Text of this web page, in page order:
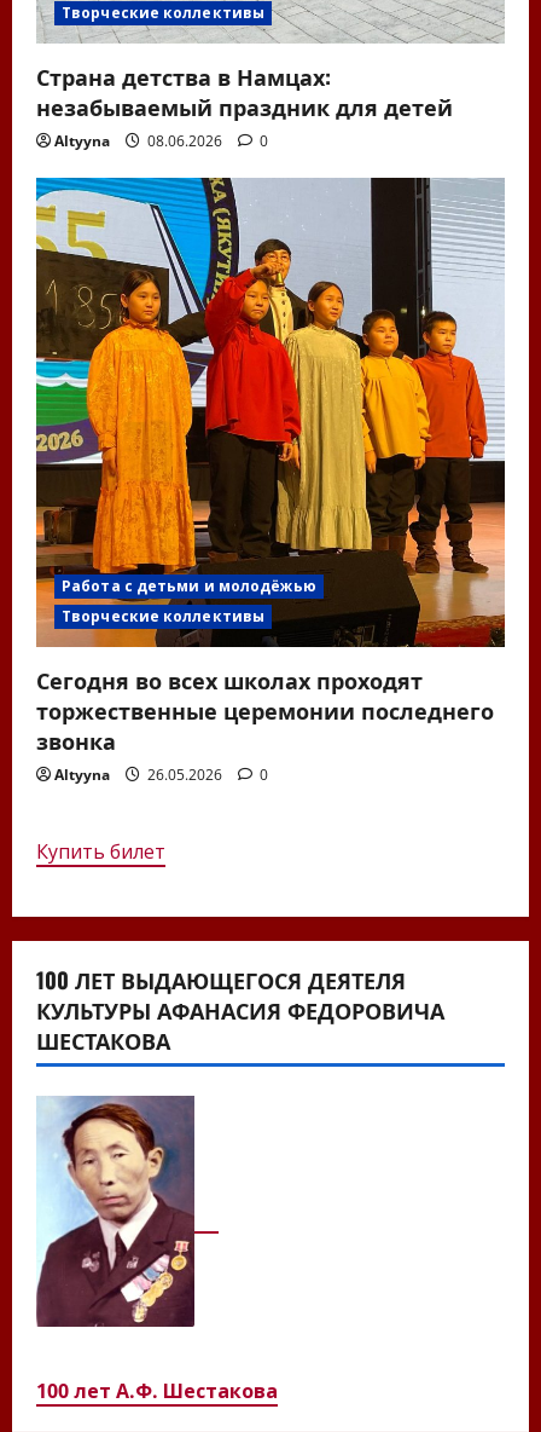
Творческие коллективы
Страна детства в Намцах:
незабываемый праздник для детей
Altyyna 08.06.2026 0
Работа с детьми и молодёжью
Творческие коллективы
Сегодня во всех школах проходят
торжественные церемонии последнего
звонка
Altyyna 26.05.2026 0
Купить билет
100 ЛЕТ ВЫДАЮЩЕГОСЯ ДЕЯТЕЛЯ
КУЛЬТУРЫ АФАНАСИЯ ФЕДОРОВИЧА
ШЕСТАКОВА
100 лет А.Ф. Шестакова